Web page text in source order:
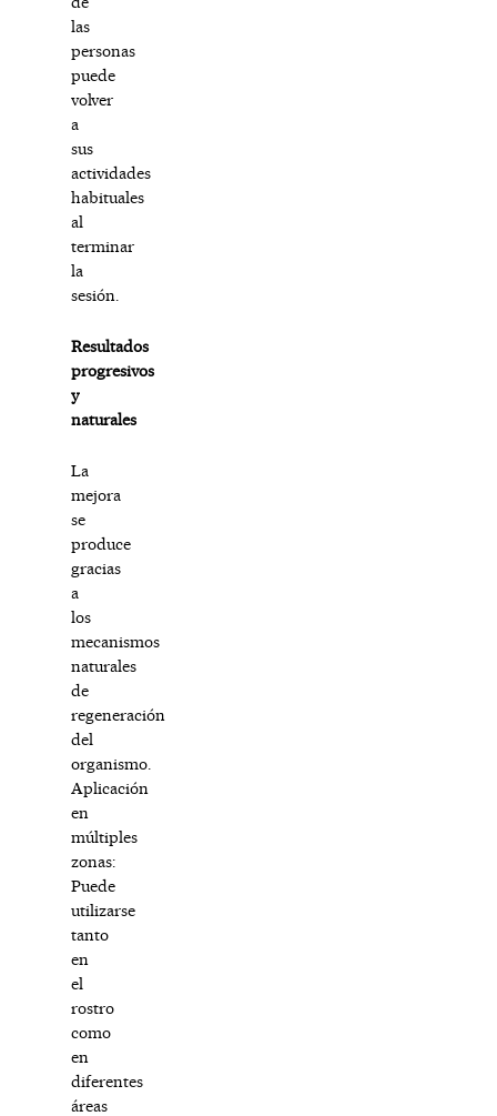
las
personas
puede
volver
a
sus
actividades
habituales
al
terminar
la
sesión.
Resultados
progresivos
y
naturales
La
mejora
se
produce
gracias
a
los
mecanismos
naturales
de
regeneración
del
organismo.
Aplicación
en
múltiples
zonas:
Puede
utilizarse
tanto
en
el
rostro
como
en
diferentes
áreas